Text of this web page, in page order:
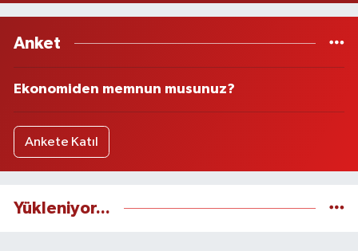
Anket
Ekonomiden memnun musunuz?
Ankete Katıl
Yükleniyor...